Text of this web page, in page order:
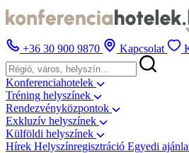
+36 30 900 9870 Kapcsolat
Konferenciahotelek
Tréning helyszínek
Rendezvényközpontok
Exkluzív helyszínek
Külföldi helyszínek
Hírek Helyszínregisztráció Egyedi